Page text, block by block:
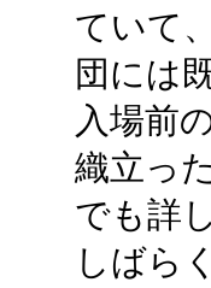
ていて
団には
入場前
織立っ
でも詳
しばら